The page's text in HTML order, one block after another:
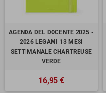
AGENDA DEL DOCENTE 2025 -
2026 LEGAMI 13 MESI
SETTIMANALE CHARTREUSE
VERDE
16,95 €